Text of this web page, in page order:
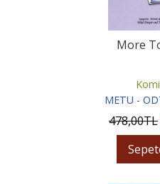
More
METU -
478,00TL